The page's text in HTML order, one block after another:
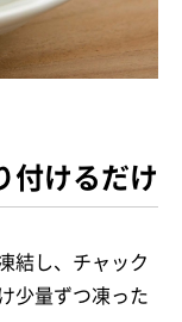
付けるだけ
結し、チャック
少量ずつ凍った